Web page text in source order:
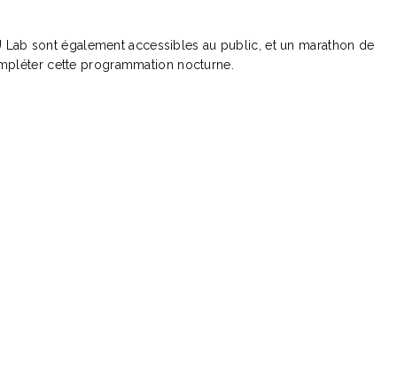
sont également accessibles au public, et un marathon de
cette programmation nocturne.